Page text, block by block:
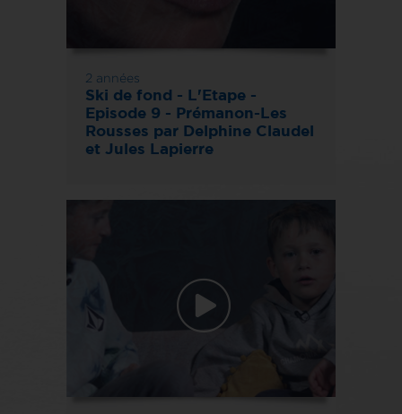
2 années
Ski de fond - L'Etape -
Episode 9 - Prémanon-Les
Rousses par Delphine Claudel
et Jules Lapierre